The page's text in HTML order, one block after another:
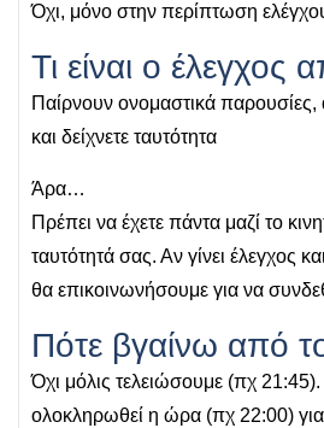
Όχι, μόνο στην περίπτωση
Τι είναι ο
Παίρνουν ονομαστικά παρουσίες,
και δείχνετε ταυτότητα
Άρα…
Πρέπει να έχετε πάντα μαζί το
ταυτότητά σας. Αν γίνει έλεγχος
θα επικοινωνήσουμε για να
Πότε βγαίνω από
Όχι μόλις τελειώσουμε (πχ 21:45).
ολοκληρωθεί η ώρα (πχ 22:00)